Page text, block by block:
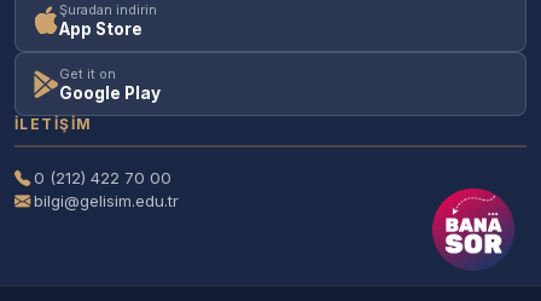
Şuradan indirin
App Store
Get it on
Google Play
İLETIŞIM
0 (212) 422 70 00
bilgi@gelisim.edu.tr